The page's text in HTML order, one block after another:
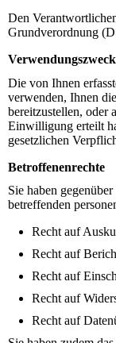
Den
Grundverordnung
Die von Ihnen
verwenden, Ihnen
bereitzustellen, oder
Einwilligung erteilt
gesetzlichen
Betroffenenrechte
Sie haben
betreffenden
Recht auf
Recht auf
Recht auf
Recht auf
Recht auf